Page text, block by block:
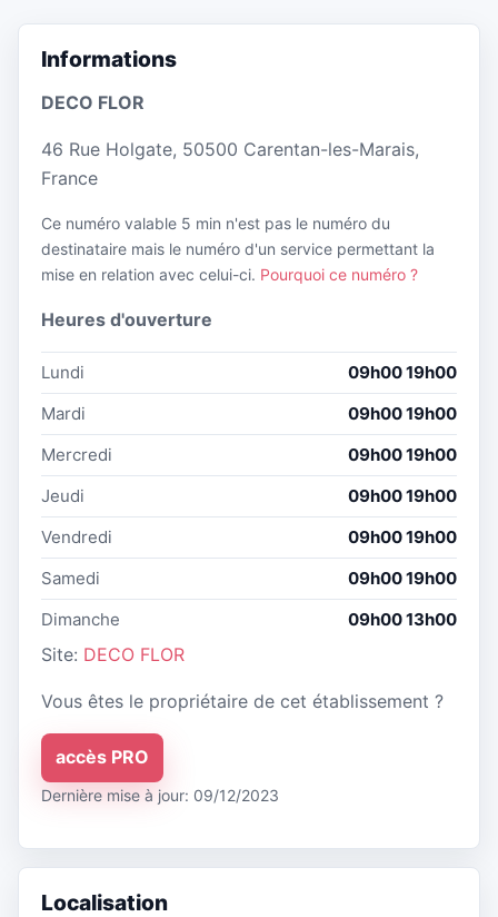
Informations
DECO FLOR
46 Rue Holgate, 50500 Carentan-les-Marais,
France
Ce numéro valable 5 min n'est pas le numéro du
destinataire mais le numéro d'un service permettant la
mise en relation avec celui-ci. Pourquoi ce numéro ?
Heures d'ouverture
Lundi
09h00 19h00
Mardi
09h00 19h00
Mercredi
09h00 19h00
Jeudi
09h00 19h00
Vendredi
09h00 19h00
Samedi
09h00 19h00
Dimanche
09h00 13h00
Site: DECO FLOR
Vous êtes le propriétaire de cet établissement ?
accès PRO
Dernière mise à jour: 09/12/2023
Localisation